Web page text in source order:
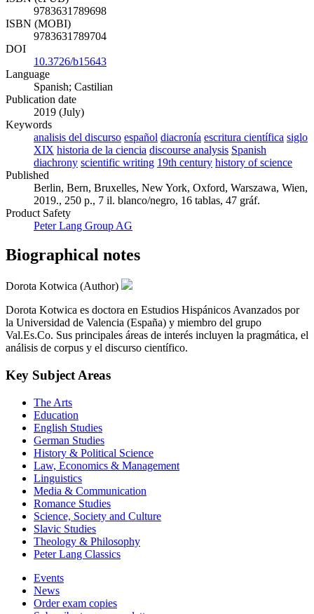
9783631789698
ISBN (MOBI)
9783631789704
DOI
10.3726/b15643
Language
Spanish; Castilian
Publication date
2019 (July)
Keywords
analisis del discurso español diacronía escritura científica siglo
XIX historia de la ciencia discourse analysis Spanish
diachrony scientific writing 19th century history of science
Published
Berlin, Bern, Bruxelles, New York, Oxford, Warszawa, Wien,
2019., 250 p., 7 il. blanco/negro, 16 tablas, 47 gráf.
Product Safety
Peter Lang Group AG
Biographical notes
Dorota Kotwica (Author)
Dorota Kotwica es doctora en Estudios Hispánicos Avanzados por
la Universidad de Valencia (España) y miembro del grupo
Val.Es.Co. Sus principales áreas de interés incluyen la pragmática, el
análisis de corpus y el discurso científico.
Key Subject Areas
The Arts
Education
English Studies
German Studies
History & Political Science
Law, Economics & Management
Linguistics
Media & Communication
Romance Studies
Science, Society and Culture
Slavic Studies
Theology & Philosophy
Peter Lang Classics
Events
News
Order exam copies